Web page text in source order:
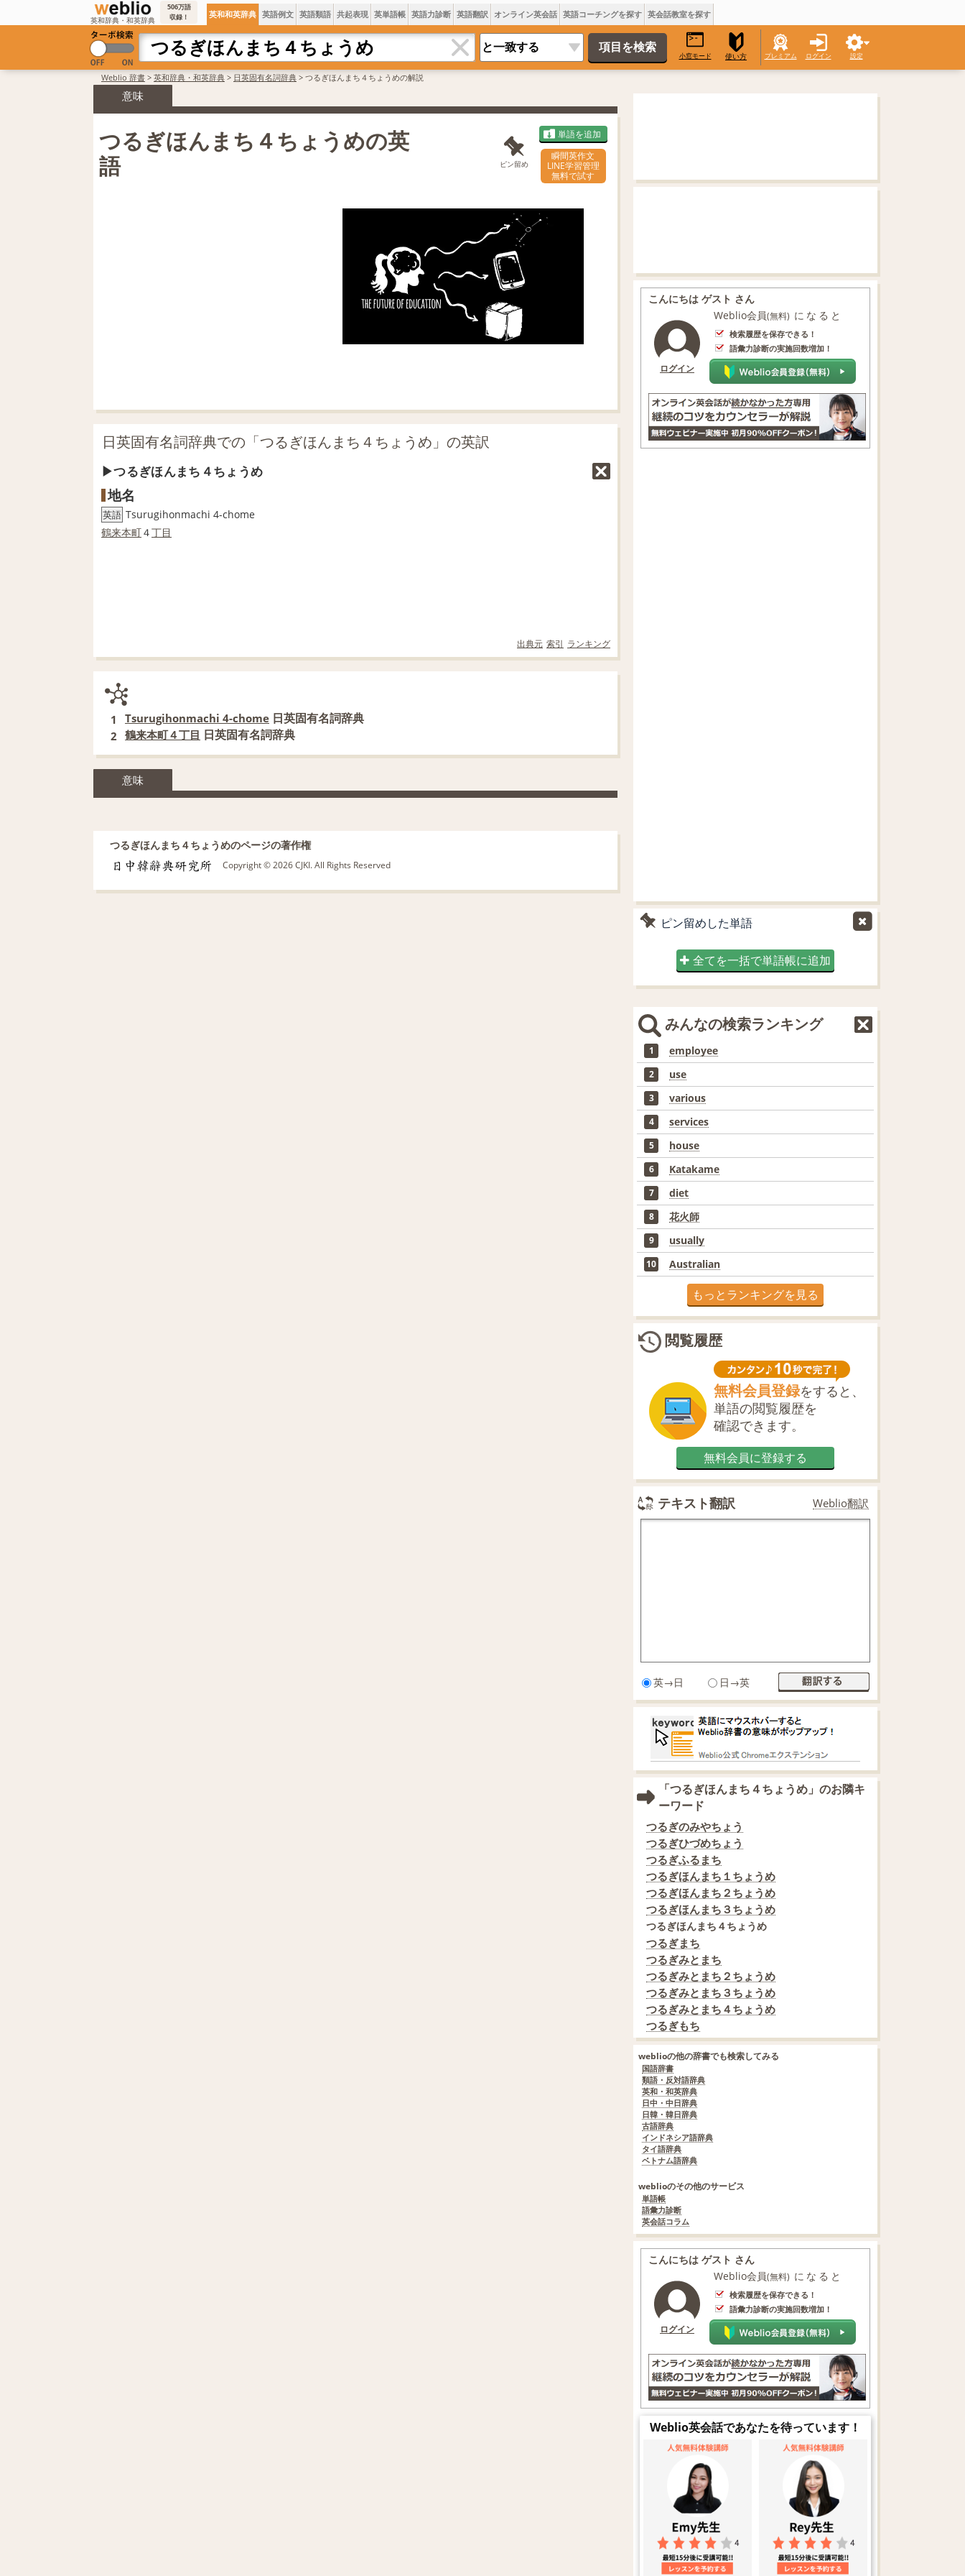
英和辞典・和英辞典
506万語
収録！
英和和英辞典 英語例文 英語類語 共起表現 英単語帳 英語力診断 英語翻訳 オンライン英会話 英語コーチングを探す 英会話教室を探す
小窓モード 使い方 プレミアム ログイン 設定
Weblio 辞書 > 英和辞典・和英辞典 > 日英固有名詞辞典 > つるぎほんまち４ちょうめの解説
意味
つるぎほんまち４ちょうめの英
語
ピン留め
単語を追加
瞬間英作文
LINE学習管理
無料で試す
日英固有名詞辞典での「つるぎほんまち４ちょうめ」の英訳
つるぎほんまち４ちょうめ
地名
英語 Tsurugihonmachi 4-chome
鶴来本町４丁目
出典元 索引 ランキング
1 Tsurugihonmachi 4-chome 日英固有名詞辞典
2 鶴来本町４丁目 日英固有名詞辞典
意味
つるぎほんまち４ちょうめのページの著作権
Copyright © 2026 CJKI. All Rights Reserved
こんにちは ゲスト さん
ログイン
Weblio会員(無料) になると
検索履歴を保存できる！
語彙力診断の実施回数増加！
ピン留めした単語
全てを一括で単語帳に追加
みんなの検索ランキング
1 employee
2 use
3 various
4 services
5 house
6 Katakame
7 diet
8 花火師
9 usually
10 Australian
もっとランキングを見る
閲覧履歴
無料会員登録をすると、
単語の閲覧履歴を
確認できます。
無料会員に登録する
テキスト翻訳 Weblio翻訳
英→日 日→英
「つるぎほんまち４ちょうめ」のお隣キ
ーワード
つるぎのみやちょう
つるぎひづめちょう
つるぎふるまち
つるぎほんまち１ちょうめ
つるぎほんまち２ちょうめ
つるぎほんまち３ちょうめ
つるぎほんまち４ちょうめ
つるぎまち
つるぎみとまち
つるぎみとまち２ちょうめ
つるぎみとまち３ちょうめ
つるぎみとまち４ちょうめ
つるぎもち
weblioの他の辞書でも検索してみる
国語辞書
類語・反対語辞典
英和・和英辞典
日中・中日辞典
日韓・韓日辞典
古語辞典
インドネシア語辞典
タイ語辞典
ベトナム語辞典
weblioのその他のサービス
単語帳
語彙力診断
英会話コラム
こんにちは ゲスト さん
ログイン
Weblio会員(無料) になると
検索履歴を保存できる！
語彙力診断の実施回数増加！
Weblio英会話であなたを待っています！